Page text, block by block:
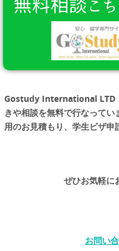
Gostudy International LTD
きや相談を無料で行なって
用のお見積もり、学生ビザ
ぜひお気軽に
お問い